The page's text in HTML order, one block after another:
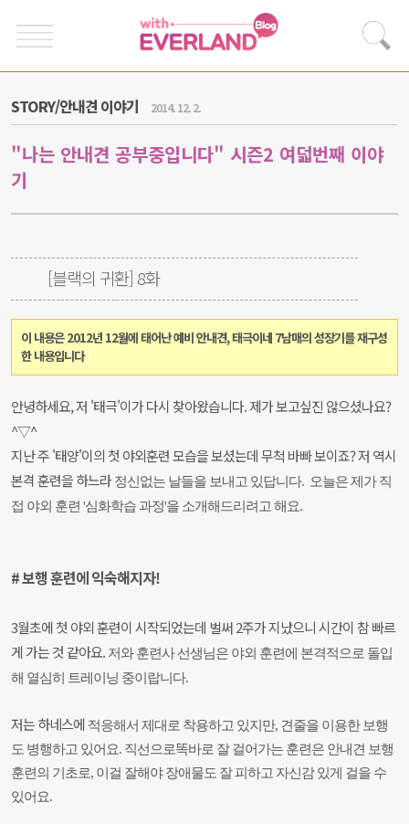
STORY/안내견 이야기 2014. 12. 2.
"나는 안내견 공부중입니다" 시즌2 여덟번째 이야
기
[블랙의 귀환] 8화
이 내용은 2012년 12월에 태어난 예비 안내견, 태극이네 7남매의 성장기를 재구성
한 내용입니다
안녕하세요, 저 '태극'이가 다시 찾아왔습니다. 제가 보고싶진 않으셨나요?
^▽^
지난 주 '태양'이의 첫 야외훈련 모습을 보셨는데 무척 바빠 보이죠? 저 역시
본격 훈련을 하느라정신없는 날들을 보내고 있답니다. 오늘은 제가 직
접 야외 훈련 '심화학습 과정'을 소개해드리려고해요.
# 보행 훈련에 익숙해지자!
3월초에 첫 야외 훈련이 시작되었는데 벌써 2주가 지났으니 시간이 참 빠르
게 가는 것 같아요. 저와 훈련사 선생님은 야외 훈련에 본격적으로 돌입
해 열심히 트레이닝 중이랍니다.
저는 하네스에 적응해서 제대로 착용하고 있지만, 견줄을 이용한 보행
도 병행하고 있어요. 직선으로똑바로 잘 걸어가는 훈련은 안내견 보행
훈련의 기초로, 이걸 잘해야 장애물도 잘 피하고 자신감있게 걸을 수
있어요.